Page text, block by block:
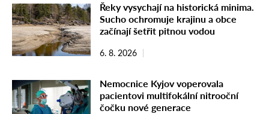
Řeky vysychají na historická minima.
Sucho ochromuje krajinu a obce
začínají šetřit pitnou vodou
6. 8. 2026
Nemocnice Kyjov voperovala
pacientovi multifokální nitrooční
čočku nové generace